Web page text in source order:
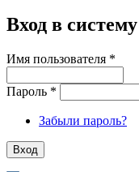
Вход в систему
Имя пользователя *
Пароль *
Забыли пароль?